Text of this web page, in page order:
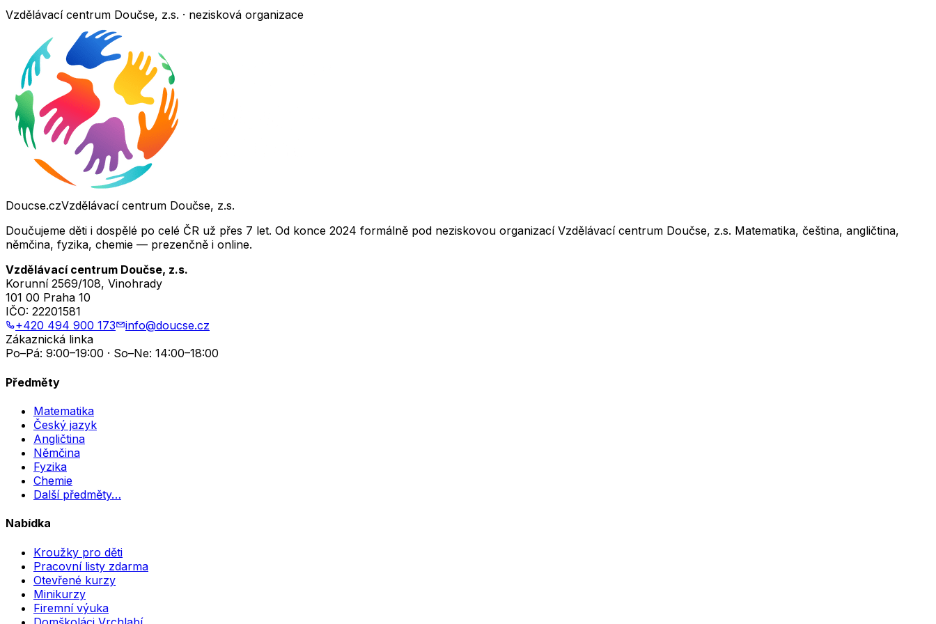
Vzdělávací centrum Doučse, z.s. · nezisková organizace
Doucse.czVzdělávací centrum Doučse, z.s.
Doučujeme děti i dospělé po celé ČR už přes 7 let. Od konce 2024 formálně pod neziskovou organizací Vzdělávací centrum Doučse, z.s. Matematika, čeština, angličtina,
němčina, fyzika, chemie — prezenčně i online.
Vzdělávací centrum Doučse, z.s.
Korunní 2569/108, Vinohrady
101 00 Praha 10
IČO: 22201581
+420 494 900 173
info@doucse.cz
Zákaznická linka
Po–Pá: 9:00–19:00 · So–Ne: 14:00–18:00
Předměty
Matematika
Český jazyk
Angličtina
Němčina
Fyzika
Chemie
Další předměty…
Nabídka
Kroužky pro děti
Pracovní listy zdarma
Otevřené kurzy
Minikurzy
Firemní výuka